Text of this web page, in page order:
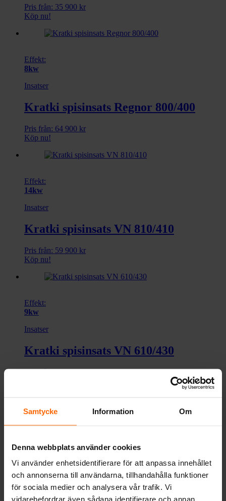
Samtycke Information Om
Denna webbplats använder cookies
Vi använder enhetsidentifierare för att anpassa innehållet
och annonserna till användarna, tillhandahålla funktioner
för sociala medier och analysera vår trafik. Vi
vidarebefordrar även sådana identifierare och annan
Pris från: 35 900 kr
Köp nu!
Effekt:
8kw
Insatser
Kratki spisinsats Regnor 800/400
Pris från: 64 900 kr
Köp nu!
Effekt:
14kw
Insatser
Kratki spisinsats VN 810/410
Pris från: 59 900 kr
Köp nu!
Effekt:
9kw
Insatser
Kratki spisinsats VN 610/430
Pris från:48 900kr
Effekt:
Insatser
Kratki spisinsats VN 700/480